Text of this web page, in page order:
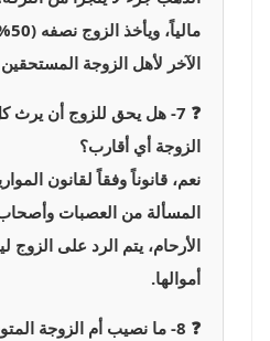
الآخر لأهل الزوجة
❓ 7- هل يحق للزوج أن
الزوجة أي أقارب؟
نعم، قانوناً وفقاً لقانون
المسألة من العصبات
أموالها.
❓ 8- ما نصيب أم الزوجة